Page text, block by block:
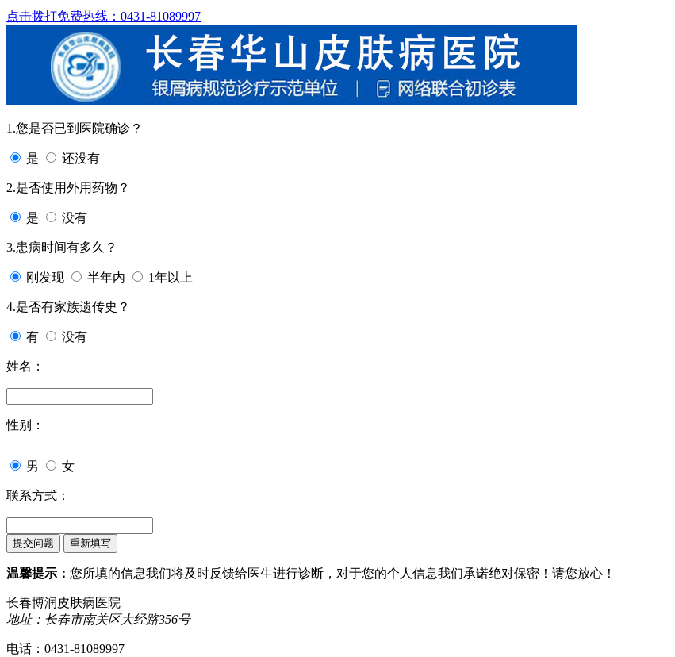
点击拨打免费热线：0431-81089997
1.您是否已到医院确诊？
是 还没有
2.是否使用外用药物？
是 没有
3.患病时间有多久？
刚发现 半年内 1年以上
4.是否有家族遗传史？
有 没有
姓名：
性别：
男 女
联系方式：
温馨提示： 您所填的信息我们将及时反馈给医生进行诊断，对于您的个人信息我们承诺绝对保密！请您放心！
长春博润皮肤病医院
地址：长春市南关区大经路356号
电话：0431-81089997